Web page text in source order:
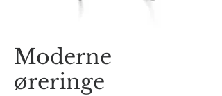
Moderne
øreringe